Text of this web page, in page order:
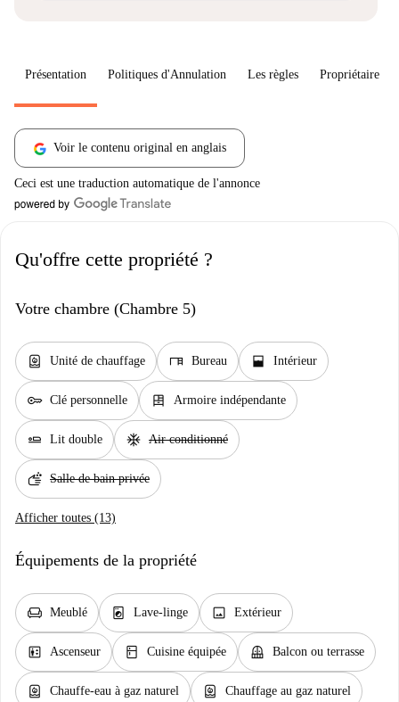
Présentation Politiques d'Annulation Les règles Propriétaire
Voir le contenu original en anglais
Ceci est une traduction automatique de l'annonce
Qu'offre cette propriété ?
Votre chambre (Chambre 5)
water_heater Unité de chauffage desk Bureau window_open Intérieur
key Clé personnelle dresser Armoire indépendante
airline_seat_flat Lit double ac_unit Air conditionné
soap Salle de bain privée
Afficher toutes (13)
Équipements de la propriété
chair Meublé local_laundry_service Lave-linge image Extérieur
elevator Ascenseur kitchen Cuisine équipée balcony Balcon ou terrasse
water_heater Chauffe-eau à gaz naturel water_heater Chauffage au gaz naturel